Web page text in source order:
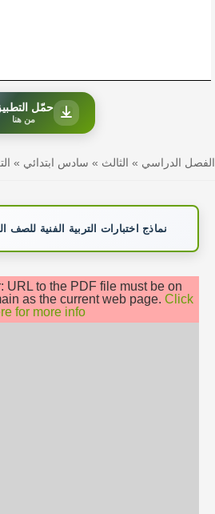
حمّل
من هنا
الفصل الدراسي » الثالث » سادس ابتدائي »
نماذج اختبارات التربية الفنية
URL to the PDF file must be on
as the current web page. Click
for more info